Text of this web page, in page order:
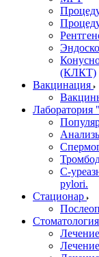
(КЛКТ)
Вакцинация
С-
pylori.
Стационар